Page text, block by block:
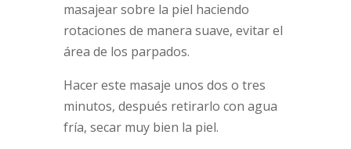
masajear sobre la piel haciendo
rotaciones de manera suave, evitar el
área de los parpados.
Hacer este masaje unos dos o tres
minutos, después retirarlo con agua
fría, secar muy bien la piel.